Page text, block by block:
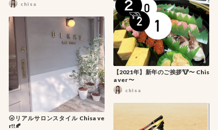
chisa
【2021年】新年のご挨拶🐮〜 Chis
a ver 〜
chisa
🌝リアルサロンスタイル Chisa ve
r!!🍂